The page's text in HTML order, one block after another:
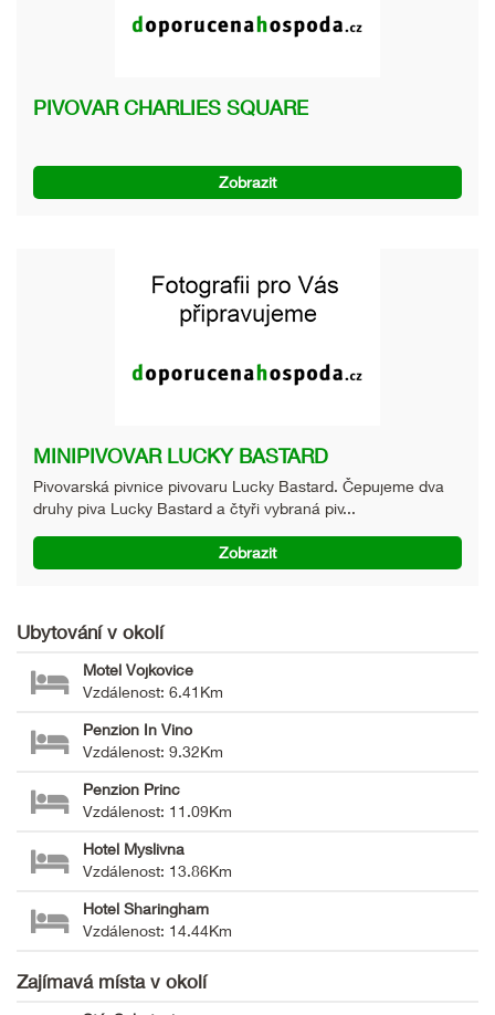
PIVOVAR CHARLIES SQUARE
Zobrazit
MINIPIVOVAR LUCKY BASTARD
Pivovarská pivnice pivovaru Lucky Bastard. Čepujeme dva
druhy piva Lucky Bastard a čtyři vybraná piv...
Zobrazit
Ubytování v okolí
Motel Vojkovice
Vzdálenost: 6.41Km
Penzion In Vino
Vzdálenost: 9.32Km
Penzion Princ
Vzdálenost: 11.09Km
Hotel Myslivna
Vzdálenost: 13.86Km
Hotel Sharingham
Vzdálenost: 14.44Km
Zajímavá místa v okolí